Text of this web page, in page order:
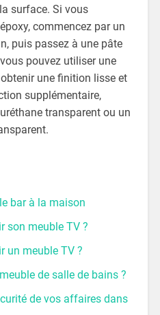
surface. Si vous
commencez par un
puis passez à une pâte
pouvez utiliser une
une finition lisse et
supplémentaire,
transparent ou un
bar à la maison
son meuble TV ?
un meuble TV ?
de salle de bains ?
de vos affaires dans